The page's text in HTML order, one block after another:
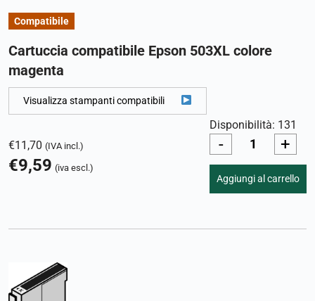
Compatibile
Cartuccia compatibile Epson 503XL colore
magenta
Visualizza stampanti compatibili
€11,70 (IVA incl.)
€9,59 (iva escl.)
Disponibilità: 131
- +
Aggiungi al carrello